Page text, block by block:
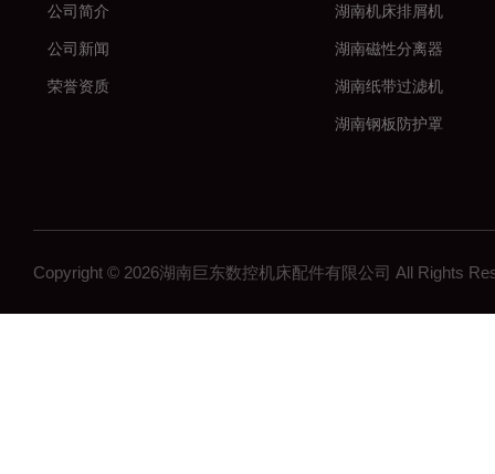
公司简介
公司新闻
荣誉资质
湖南机床排屑机
湖南磁性分离器
湖南纸带过滤机
湖南钢板防护罩
湖南塑料拖链
湖南钢制拖链
湖南机床工作灯
Copyright © 2026湖南巨东数控机床配件有限公司 All Rights